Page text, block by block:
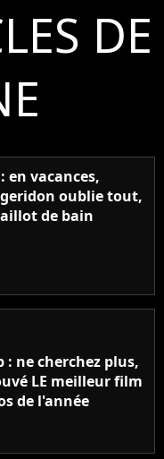
DE
en vacances,
oublie tout,
de bain
: ne cherchez plus,
LE meilleur film
de l'année